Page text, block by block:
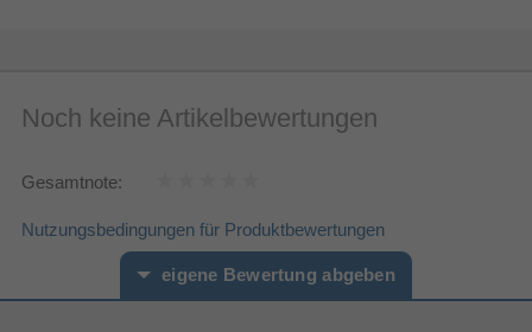
Noch keine Artikelbewertungen
Gesamtnote:
Nutzungsbedingungen für Produktbewertungen
eigene Bewertung abgeben